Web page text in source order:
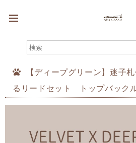
【ディープグリーン】迷子
るリードセット トップバック